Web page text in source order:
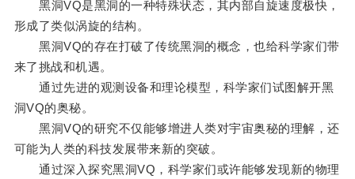
黑洞VQ是黑洞的一种特殊状态，其内部自旋速度极快，
形成了类似涡旋的结构。
黑洞VQ的存在打破了传统黑洞的概念，也给科学家们带
来了挑战和机遇。
通过先进的观测设备和理论模型，科学家们试图解开黑
洞VQ的奥秘。
黑洞VQ的研究不仅能够增进人类对宇宙奥秘的理解，还
可能为人类的科技发展带来新的突破。
通过深入探究黑洞VQ，科学家们或许能够发现新的物理